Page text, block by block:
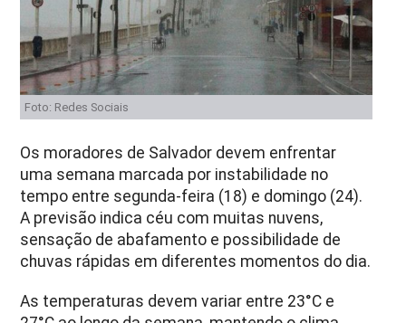
Foto: Redes Sociais
Os moradores de Salvador devem enfrentar
uma semana marcada por instabilidade no
tempo entre segunda-feira (18) e domingo (24).
A previsão indica céu com muitas nuvens,
sensação de abafamento e possibilidade de
chuvas rápidas em diferentes momentos do dia.
As temperaturas devem variar entre 23°C e